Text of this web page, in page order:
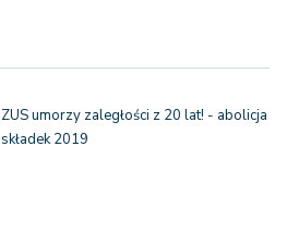
ZUS umorzy zaległości z 20 lat! - abolicja
składek 2019